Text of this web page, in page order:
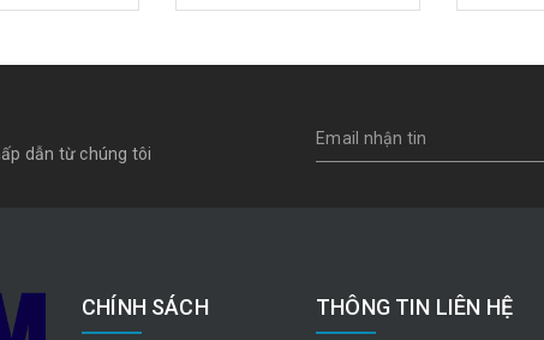
dẫn từ chúng tôi
CHÍNH SÁCH THÔNG TIN LIÊN HỆ